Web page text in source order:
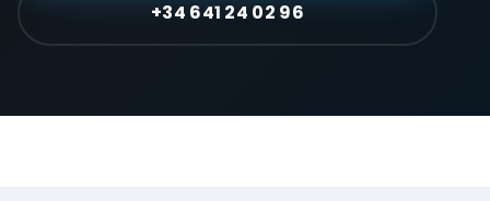
+34 641 24 02 96